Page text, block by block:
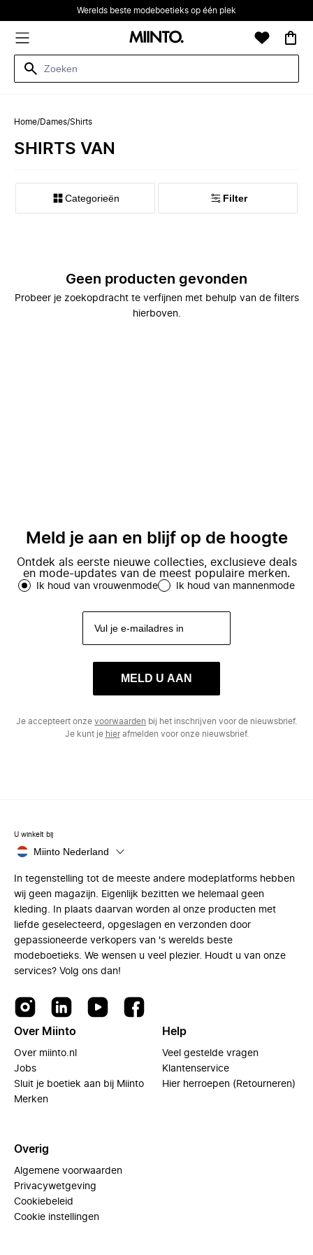
Werelds beste modeboetieks op één plek
Home/Dames/Shirts
SHIRTS VAN
Categorieën Filter
Geen producten gevonden
Probeer je zoekopdracht te verfijnen met behulp van de filters
hierboven.
Meld je aan en blijf op de hoogte
Ontdek als eerste nieuwe collecties, exclusieve deals
en mode-updates van de meest populaire merken.
Ik houd van vrouwenmode Ik houd van mannenmode
MELD U AAN
Je accepteert onze voorwaarden bij het inschrijven voor de nieuwsbrief.
Je kunt je hierafmelden voor onze nieuwsbrief.
U winkelt bij
Miinto Nederland
In tegenstelling tot de meeste andere modeplatforms hebben
wij geen magazijn. Eigenlijk bezitten we helemaal geen
kleding. In plaats daarvan worden al onze producten met
liefde geselecteerd, opgeslagen en verzonden door
gepassioneerde verkopers van 's werelds beste
modeboetieks. We wensen u veel plezier. Houdt u van onze
services? Volg ons dan!
Over Miinto
Over miinto.nl
Jobs
Sluit je boetiek aan bij Miinto
Merken
Help
Veel gestelde vragen
Klantenservice
Hier herroepen (Retourneren)
Overig
Algemene voorwaarden
Privacywetgeving
Cookiebeleid
Cookie instellingen